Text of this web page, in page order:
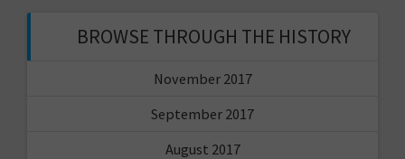
BROWSE THROUGH THE HISTORY
November 2017
September 2017
August 2017